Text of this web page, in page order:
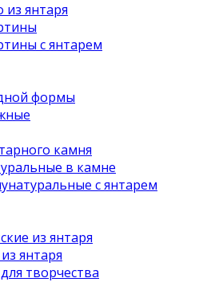
из янтаря
с янтарем
формы
камня
в камне
с янтарем
из янтаря
янтаря
творчества